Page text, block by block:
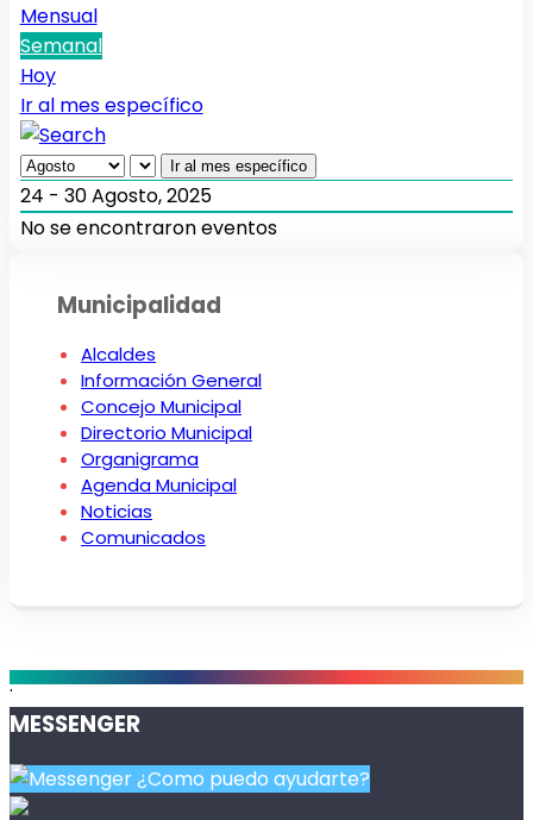
Mensual
Semanal
Hoy
Ir al mes específico
Ir al mes específico
24 - 30 Agosto, 2025
No se encontraron eventos
Municipalidad
Alcaldes
Información General
Concejo Municipal
Directorio Municipal
Organigrama
Agenda Municipal
Noticias
Comunicados
.
MESSENGER
¿Como puedo ayudarte?